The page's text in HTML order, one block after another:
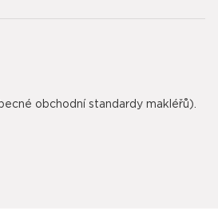
obchodní standardy makléřů).